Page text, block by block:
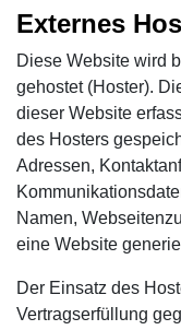
Externes
Diese Website wird
gehostet (Hoster).
dieser Website
des Hosters
Adressen,
Namen,
eine Website
Der Einsatz des
Vertragserfüllung